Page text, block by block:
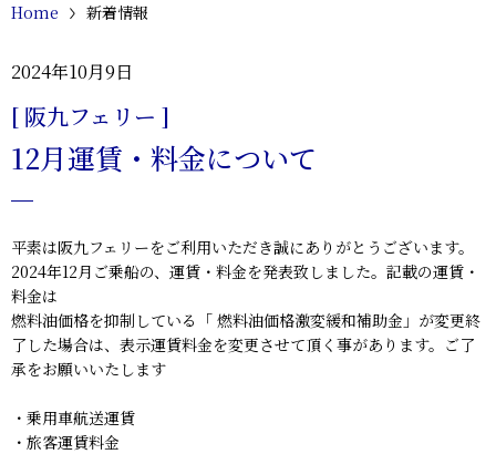
Home 新着情報
2024年10月9日
[ 阪九フェリー ]
12月運賃・料金について
平素は阪九フェリーをご利用いただき誠にありがとうございます。
2024年12月ご乗船の、運賃・料金を発表致しました。記載の運賃・
料金は
燃料油価格を抑制している「 燃料油価格激変緩和補助金」が変更終
了した場合は、表示運賃料金を変更させて頂く事があります。ご了
承をお願いいたします
・乗用車航送運賃
・旅客運賃料金